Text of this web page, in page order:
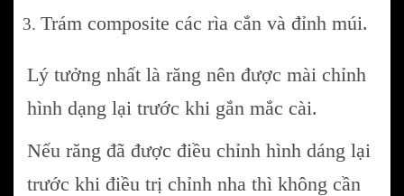
Trám composite các rìa cắn và đỉnh múi.
Lý tưởng nhất là răng nên được mài chỉnh
hình dạng lại trước khi gắn mắc cài.
Nếu răng đã được điều chỉnh hình dáng lại
trước khi điều trị chỉnh nha thì không cần